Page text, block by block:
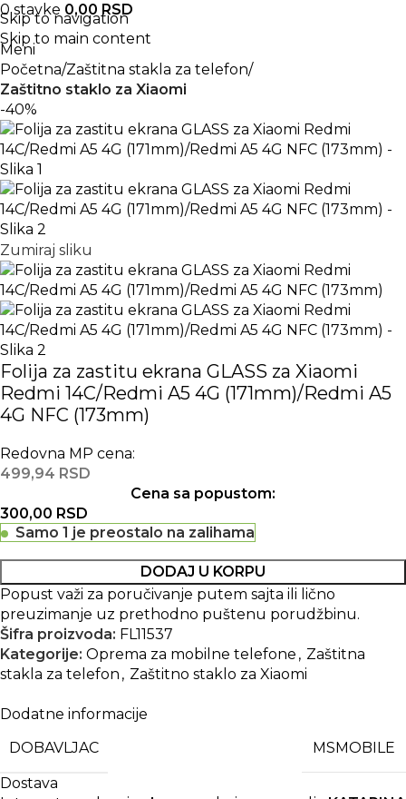
Skip to navigation
Skip to main content
0stavke 0,00 RSD
Meni
Početna Zaštitna stakla za telefon
Zaštitno staklo za Xiaomi
-40%
Zumiraj sliku
Folija za zastitu ekrana GLASS za Xiaomi
Redmi 14C/Redmi A5 4G (171mm)/Redmi A5
4G NFC (173mm)
Redovna MP cena:
499,94 RSD
Cena sa popustom:
300,00 RSD
Samo 1 je preostalo na zalihama
DODAJ U KORPU
Popust važi za poručivanje putem sajta ili lično
preuzimanje uz prethodno puštenu porudžbinu.
Šifra proizvoda: FL11537
Kategorije: Oprema za mobilne telefone , Zaštitna
stakla za telefon , Zaštitno staklo za Xiaomi
Dodatne informacije
DOBAVLJAC
MSMOBILE
Dostava